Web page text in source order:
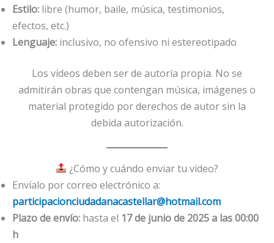
Estilo: libre (humor, baile, música, testimonios,
efectos, etc.)
Lenguaje: inclusivo, no ofensivo ni estereotipado
Los vídeos deben ser de autoría propia. No se
admitirán obras que contengan música, imágenes o
material protegido por derechos de autor sin la
debida autorización.
¿Cómo y cuándo enviar tu vídeo?
Envíalo por correo electrónico a:
participacionciudadanacastellar@hotmail.com
Plazo de envío: hasta el 17 de junio de 2025 a las 00:00
h